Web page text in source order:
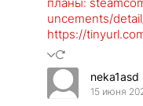
uncements/
https://
neka1asd
15 июня